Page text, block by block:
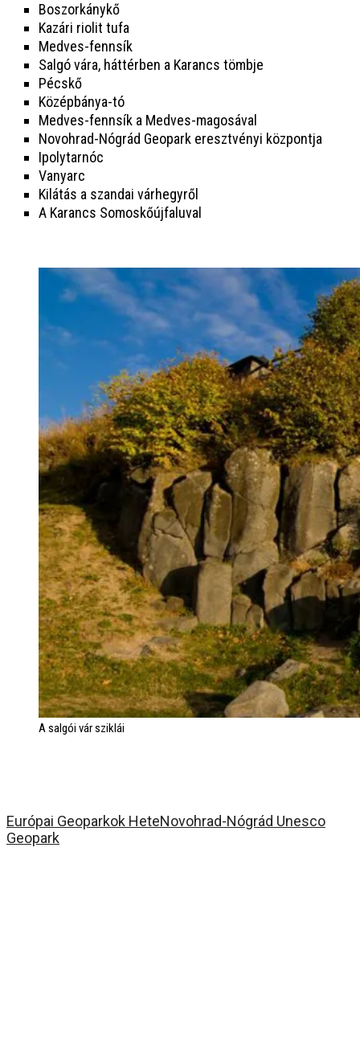
Boszorkánykő
Kazári riolit tufa
Medves-fennsík
Salgó vára, háttérben a Karancs tömbje
Pécskő
Középbánya-tó
Medves-fennsík a Medves-magosával
Novohrad-Nógrád Geopark eresztvényi központja
Ipolytarnóc
Vanyarc
Kilátás a szandai várhegyről
A Karancs Somoskőújfaluval
A salgói vár sziklái
Európai Geoparkok HeteNovohrad-Nógrád Unesco
Geopark